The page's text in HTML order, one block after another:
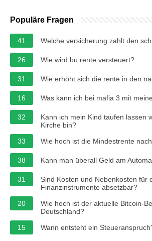
Populäre Fragen
41 Welche versicherung zahlt den
26 Wie wird bu rente versteuert?
31 Wie erhöht sich die rente in den
16 Was kann ich bei mafia 3 mit
32
Kann ich mein Kind taufen lassen
Kirche bin?
33
Wie hoch ist die Mindestrente
38 Kann man überall Geld am
31
Sind Kosten und Nebenkosten für
Finanzinstrumente absetzbar?
20
Wie hoch ist der aktuelle Bitcoin-
Deutschland?
15
Wann entsteht ein